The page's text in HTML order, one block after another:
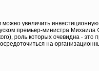
увеличить
премьер-министра
роль которых очевидна -
на